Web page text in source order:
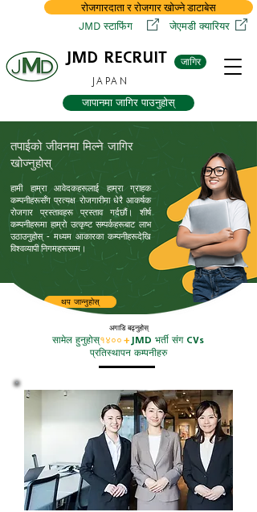
JMD RECRUIT
JAPAN
जागिर
जापानमा जागिर पाउनुहोस्
JMD स्टाफिंग जेएमडी क्यारियर
रोजगारदाता र रोजगार खोज्ने डाटाबेस
तपाईको जीवनमा मिल्ने जागिर
खोज्नुहोस्
हामी हाम्रा आवेदकहरूलाई हाम्रा ग्राहक
कम्पनीहरूसँग प्रत्यक्ष रोजगारीमा धेरै आकर्षक
रोजगार प्रस्तावहरू प्रस्ताव गर्दछौं। शीर्ष
कम्पनीहरूमा हाम्रो उत्कृष्ट सम्पर्कहरूबाट लाभ
उठाउनुहोस् - मध्यम आकारका कम्पनीहरूदेखि
विश्वव्यापी निगमहरूसम्म।
थप जान्नुहोस्
अगाडि बढ्नुहोस्
सामेल हुनुहोस्१४००+ JMD भर्ती संग CVs
प्रतिस्थापन कम्पनीहरु